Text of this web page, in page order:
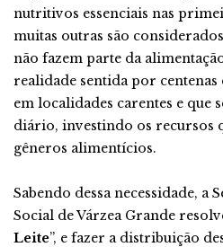
nutritivos essenciais nas
muitas outras são
não fazem parte da
realidade sentida por
em localidades carentes e que
diário, investindo os recursos
gêneros alimentícios.
Sabendo dessa necessidade, a
Social de Várzea Grande
Leite”, e fazer a distribuição